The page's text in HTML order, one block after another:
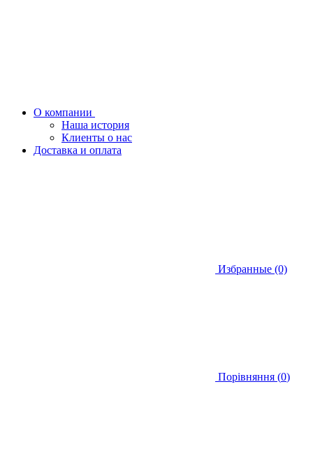
О компании
Наша история
Клиенты о нас
Доставка и оплата
Избранные (0)
Порівняння (0)